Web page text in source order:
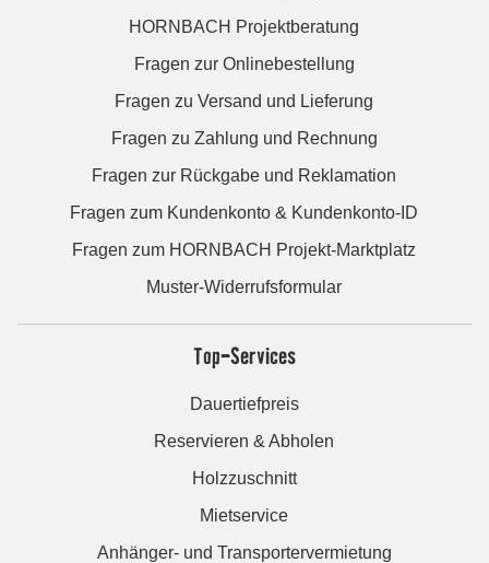
HORNBACH Projektberatung
Fragen zur Onlinebestellung
Fragen zu Versand und Lieferung
Fragen zu Zahlung und Rechnung
Fragen zur Rückgabe und Reklamation
Fragen zum Kundenkonto & Kundenkonto-ID
Fragen zum HORNBACH Projekt-Marktplatz
Muster-Widerrufsformular
Top-Services
Dauertiefpreis
Reservieren & Abholen
Holzzuschnitt
Mietservice
Anhänger- und Transportervermietung